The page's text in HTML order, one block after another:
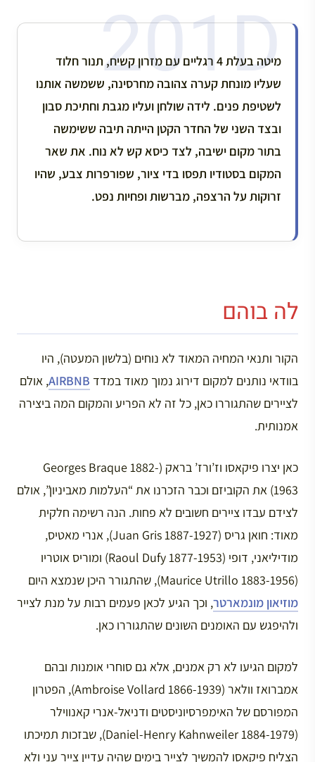
מיטה בעלת 4 רגליים עם מזרון קשיח, תנור חלוד
שעליו מונחת קערה צהובה מחרסינה, ששמשה אותנו
לשטיפת פנים. לידה שולחן ועליו מגבת וחתיכת סבון
ובצד השני של החדר הקטן הייתה תיבה ששימשה
בתור מקום ישיבה, לצד כיסא קש לא נוח. את שאר
המקום בסטודיו תפסו בדי ציור, שפורפרות צבע, שהיו
זרוקות על הרצפה, מברשות ופחיות נפט.
לה בוהם
הקור ותנאי המחיה המאוד לא נוחים (בלשון המעטה), היו
בוודאי נותנים למקום דירוג נמוך מאוד במדד AIRBNB, אולם
לציירים שהתגוררו כאן, כל זה לא הפריע והמקום המה ביצירה
אמנותית.
כאן יצרו פיקאסו וז’ורז’ בראק (Georges Braque 1882-
1963) את הקוביזם וכבר הזכרנו את “העלמות מאביניון”, אולם
לצידם עבדו ציירים חשובים לא פחות. הנה רשימה חלקית
מאוד: חואן גריס (Juan Gris 1887-1927), אנרי מאטיס,
מודיליאני, דופי (Raoul Dufy 1877-1953) ומוריס אוטריו
(Maurice Utrillo 1883-1956), שהתגורר היכן שנמצא היום
מוזיאון מונמארטר, וכך הגיע לכאן פעמים רבות על מנת לצייר
ולהיפגש עם האומנים השונים שהתגוררו כאן.
למקום הגיעו לא רק אמנים, אלא גם סוחרי אומנות ובהם
אמברואז וולאר (Ambroise Vollard 1866-1939), הפטרון
המפורסם של האימפרסיוניסטים ודניאל-אנרי קאנווילר
(Daniel-Henry Kahnweiler 1884-1979), שבזכות תמיכתו
הצליח פיקאסו להמשיך לצייר בימים שהיה עדיין צייר עני ולא